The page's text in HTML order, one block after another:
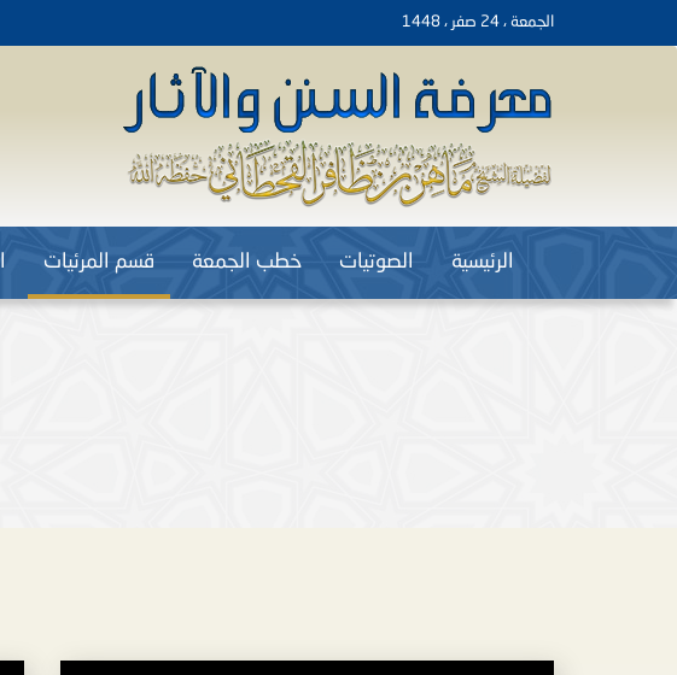
الجمعة ، 24 صفر ، 1448
الرئيسية الصوتيات خطب الجمعة قسم المرئيات